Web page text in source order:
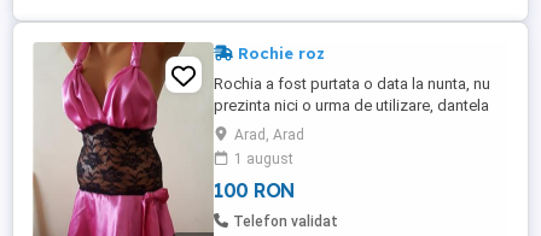
Rochie roz
Rochia a fost purtata o data la nunta, nu
prezinta nici o urma de utilizare, dantela
se muleaza pe corp, este marime
universala Transport 10 lei
Arad, Arad
1 august
100 RON
Telefon validat